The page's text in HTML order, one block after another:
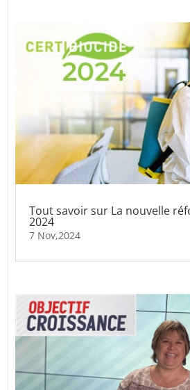
Tout savoir sur La nouvelle
2024
7 Nov,2024